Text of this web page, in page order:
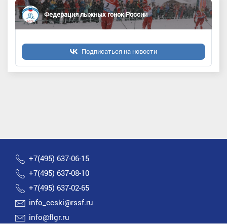
Федерация лыжных гонок России
Подписаться на новости
+7(495) 637-06-15
+7(495) 637-08-10
+7(495) 637-02-65
info_ccski@rssf.ru
info@flgr.ru